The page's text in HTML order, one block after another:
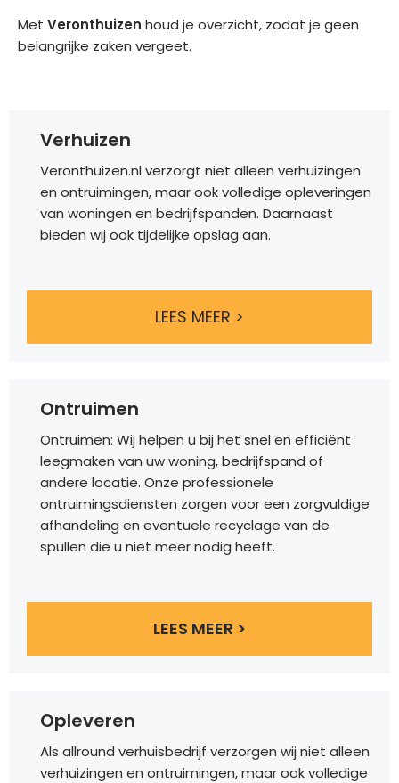
Met Veronthuizen houd je overzicht, zodat je geen
belangrijke zaken vergeet.
Verhuizen
Veronthuizen.nl verzorgt niet alleen verhuizingen
en ontruimingen, maar ook volledige opleveringen
van woningen en bedrijfspanden. Daarnaast
bieden wij ook tijdelijke opslag aan.
LEES MEER >
Ontruimen
Ontruimen: Wij helpen u bij het snel en efficiënt
leegmaken van uw woning, bedrijfspand of
andere locatie. Onze professionele
ontruimingsdiensten zorgen voor een zorgvuldige
afhandeling en eventuele recyclage van de
spullen die u niet meer nodig heeft.
LEES MEER >
Opleveren
Als allround verhuisbedrijf verzorgen wij niet alleen
verhuizingen en ontruimingen, maar ook volledige